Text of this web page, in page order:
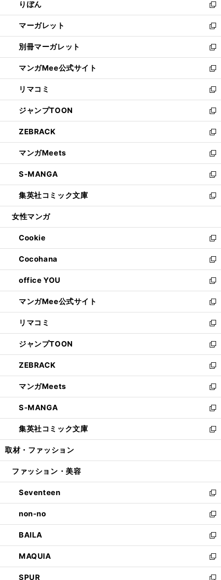
く
で
開
く
ド
ウ
で
開
く
ィ
ン
ド
ウ
で
開
く
りぼん
新
し
い
ウ
ィ
ン
ド
ウ
で
開
く
マーガレット
新
し
い
ウ
ィ
ン
ド
ウ
で
開
く
別冊マーガレット
新
し
い
ウ
ィ
ン
ド
ウ
で
開
く
マンガMee公式サイト
新
し
い
ウ
ィ
ン
ド
ウ
で
開
く
リマコミ
新
し
い
ウ
ィ
ン
ド
ウ
で
開
く
ジャンプTOON
新
し
い
ウ
ィ
ン
ド
ウ
で
開
ZEBRACK
新
し
い
ウ
ィ
ン
ド
ウ
開
く
マンガMeets
新
し
い
ウ
ィ
ン
ウ
で
開
く
S-MANGA
新
し
い
ウ
ン
ド
ウ
で
開
く
集英社コミック文庫
新
し
ウ
ィ
ン
ド
ウ
で
開
く
女性マンガ
Cookie
新
し
い
ウ
ィ
ン
ド
ウ
で
開
く
Cocohana
新
し
い
ウ
ィ
ン
ド
ウ
で
開
く
office YOU
新
し
い
ウ
ィ
ン
ド
ウ
で
開
く
マンガMee公式サイト
新
し
い
ウ
ィ
ン
ド
ウ
で
開
く
リマコミ
新
し
い
ウ
ィ
ン
ド
ウ
で
開
く
ジャンプTOON
新
し
い
ウ
ィ
ン
ド
ウ
で
開
ZEBRACK
新
し
い
ウ
ィ
ン
ド
ウ
開
マンガMeets
新
し
い
ウ
ィ
ン
ウ
開
く
S-MANGA
新
し
い
ウ
ン
ウ
で
開
く
集英社コミック文庫
新
し
ウ
ン
ド
ウ
で
開
く
取材・ファッション
ファッション・美容
Seventeen
新
し
い
ウ
ィ
ン
ド
ウ
で
non-no
新
し
い
ウ
ィ
ン
ド
BAILA
新
し
い
ウ
MAQUIA
新
し
SPUR